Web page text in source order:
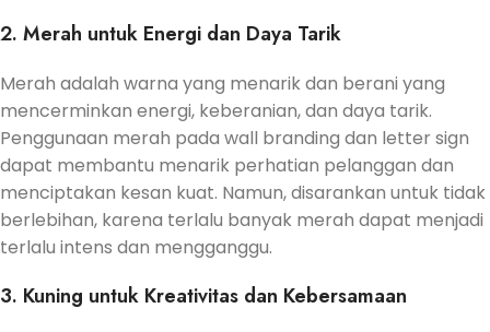
2. Merah untuk Energi dan Daya Tarik
Merah adalah warna yang menarik dan berani yang
mencerminkan energi, keberanian, dan daya tarik.
Penggunaan merah pada wall branding dan letter sign
dapat membantu menarik perhatian pelanggan dan
menciptakan kesan kuat. Namun, disarankan untuk tidak
berlebihan, karena terlalu banyak merah dapat menjadi
terlalu intens dan mengganggu.
3. Kuning untuk Kreativitas dan Kebersamaan